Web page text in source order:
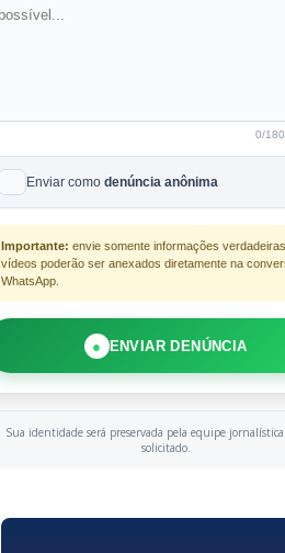
0/
Enviar como denúncia anônima
Importante: envie somente informações
vídeos poderão ser anexados diretamente na
WhatsApp.
● ENVIAR DENÚNCIA
Sua identidade será preservada pela equipe
solicitado.